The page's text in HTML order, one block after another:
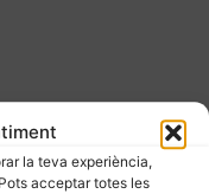
la teva experiència,
acceptar totes les